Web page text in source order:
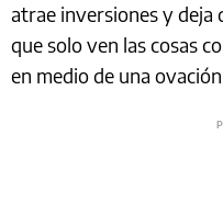
atrae inversiones y deja
que solo ven las cosas
en medio de una